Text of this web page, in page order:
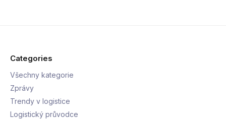
Categories
Všechny kategorie
Zprávy
Trendy v logistice
Logistický průvodce